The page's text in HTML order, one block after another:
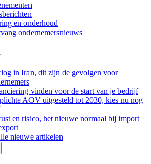
en onderhoud
ondernemersnieuws
in Iran, dit zijn de gevolgen voor
vinden voor de start van je bedrijf
AOV uitgesteld tot 2030, kies nu nog
en risico, het nieuwe normaal bij import
nieuwe artikelen